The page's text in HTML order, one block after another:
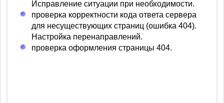
Исправление ситуации при необходимости.
проверка корректности кода ответа сервера
для несуществующих страниц (ошибка 404).
Настройка перенаправлений.
проверка оформления страницы 404.